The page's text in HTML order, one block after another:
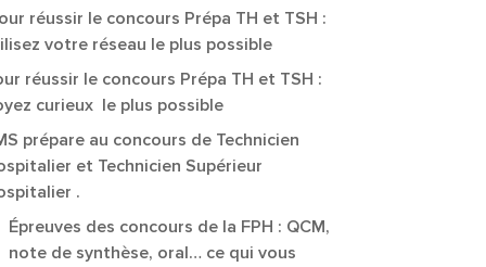
réussir le concours Prépa TH et TSH :
votre réseau le plus possible
réussir le concours Prépa TH et TSH :
curieux le plus possible
prépare au concours de Technicien
et Technicien Supérieur
.
Épreuves des concours de la FPH : QCM,
note de synthèse, oral… ce qui vous